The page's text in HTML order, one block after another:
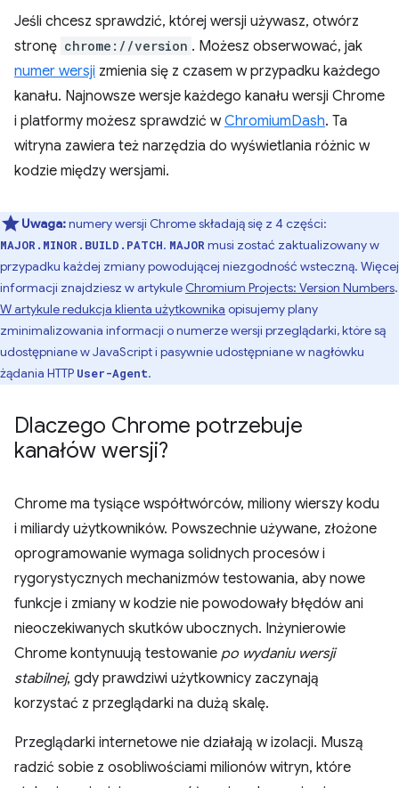
Jeśli chcesz sprawdzić, której wersji używasz, otwórz
stronę chrome://version . Możesz obserwować, jak
numer wersji zmienia się z czasem w przypadku każdego
kanału. Najnowsze wersje każdego kanału wersji Chrome
i platformy możesz sprawdzić wChromiumDash. Ta
witryna zawiera też narzędzia do wyświetlania różnic w
kodzie między wersjami.
Uwaga:numery wersji Chrome składają się z 4 części:
MAJOR.MINOR.BUILD.PATCH. MAJOR musi zostać zaktualizowany w
przypadku każdej zmiany powodującej niezgodność wsteczną. Więcej
informacji znajdziesz w artykule Chromium Projects: Version Numbers.
W artykule redukcja klienta użytkownika opisujemy plany
zminimalizowania informacji o numerze wersji przeglądarki, które są
udostępniane w JavaScript i pasywnie udostępniane w nagłówku
żądania HTTP User-Agent.
Dlaczego Chrome potrzebuje
kanałów wersji?
Chrome ma tysiące współtwórców, miliony wierszy kodu
i miliardy użytkowników. Powszechnie używane, złożone
oprogramowanie wymaga solidnych procesów i
rygorystycznych mechanizmów testowania, aby nowe
funkcje i zmiany w kodzie nie powodowały błędów ani
nieoczekiwanych skutków ubocznych. Inżynierowie
Chrome kontynuują testowanie po wydaniu wersji
stabilnej, gdy prawdziwi użytkownicy zaczynają
korzystać z przeglądarki na dużą skalę.
Przeglądarki internetowe nie działają w izolacji. Muszą
radzić sobie z osobliwościami milionów witryn, które